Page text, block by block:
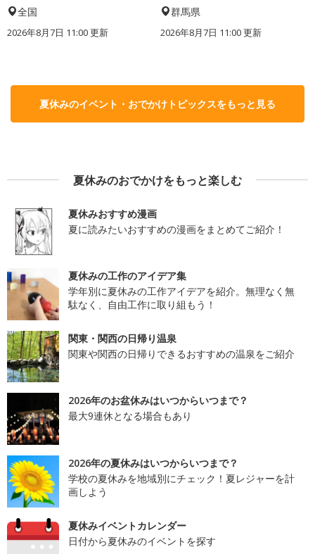
全国
2026年8月7日 11:00更新
群馬県
2026年8月7日 11:00更新
夏休みのイベント・おでかけトピックスをもっと見る
夏休みのおでかけをもっと楽しむ
夏休みおすすめ漫画
夏に読みたいおすすめの漫画をまとめてご紹介！
夏休みの工作のアイデア集
学年別に夏休みの工作アイデアを紹介。無理なく無
駄なく、自由工作に取り組もう！
関東・関西の日帰り温泉
関東や関西の日帰りできるおすすめの温泉をご紹介
2026年のお盆休みはいつからいつまで？
最大9連休となる場合もあり
2026年の夏休みはいつからいつまで？
学校の夏休みを地域別にチェック！夏レジャーを計
画しよう
夏休みイベントカレンダー
日付から夏休みのイベントを探す